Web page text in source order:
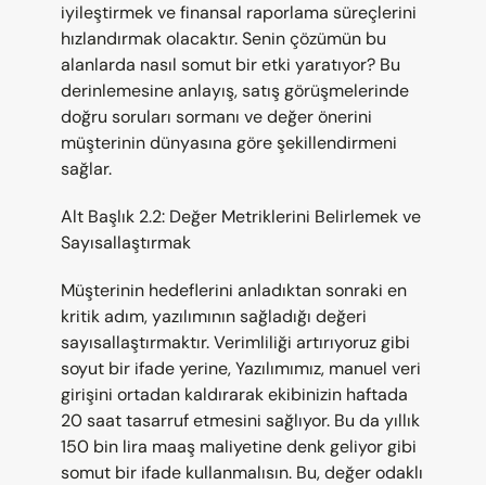
iyileştirmek ve finansal raporlama süreçlerini
hızlandırmak olacaktır. Senin çözümün bu
alanlarda nasıl somut bir etki yaratıyor? Bu
derinlemesine anlayış, satış görüşmelerinde
doğru soruları sormanı ve değer önerini
müşterinin dünyasına göre şekillendirmeni
sağlar.
Alt Başlık 2.2: Değer Metriklerini Belirlemek ve
Sayısallaştırmak
Müşterinin hedeflerini anladıktan sonraki en
kritik adım, yazılımının sağladığı değeri
sayısallaştırmaktır. Verimliliği artırıyoruz gibi
soyut bir ifade yerine, Yazılımımız, manuel veri
girişini ortadan kaldırarak ekibinizin haftada
20 saat tasarruf etmesini sağlıyor. Bu da yıllık
150 bin lira maaş maliyetine denk geliyor gibi
somut bir ifade kullanmalısın. Bu, değer odaklı